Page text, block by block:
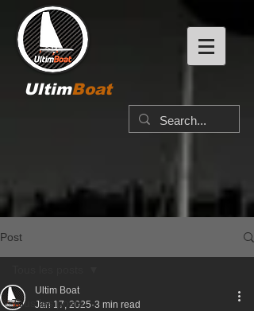
UltimBoat
Post
Tous les posts
Ultim Boat
Jan 17, 2025 3 min read